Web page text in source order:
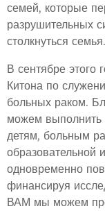
семей, которые
разрушительных
столкнуться семья.
В сентябре этого
Китона по
больных раком.
можем
детям, больным
образовательной
одновременно
финансируя
ВАМ мы можем